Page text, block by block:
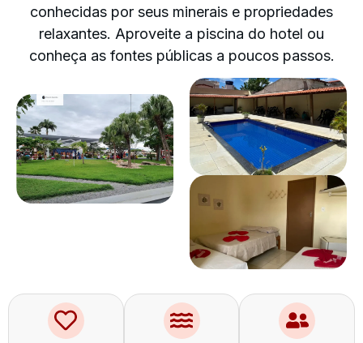
conhecidas por seus minerais e propriedades
relaxantes. Aproveite a piscina do hotel ou
conheça as fontes públicas a poucos passos.